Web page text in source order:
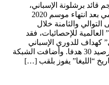
قائد برشلونة الإسباني،
جائزة هداف “الليغا” بشكل رسمي بعد انتهاء موسم 2020
التوالي والثامنة خلال
للإحصائيات، فقد
كهداف للدوري الإسباني
للموسم الخامس على التوالي برصيد 30 هدفا. وأضافت الشبكة
“الليغا” يفوز بلقب […]